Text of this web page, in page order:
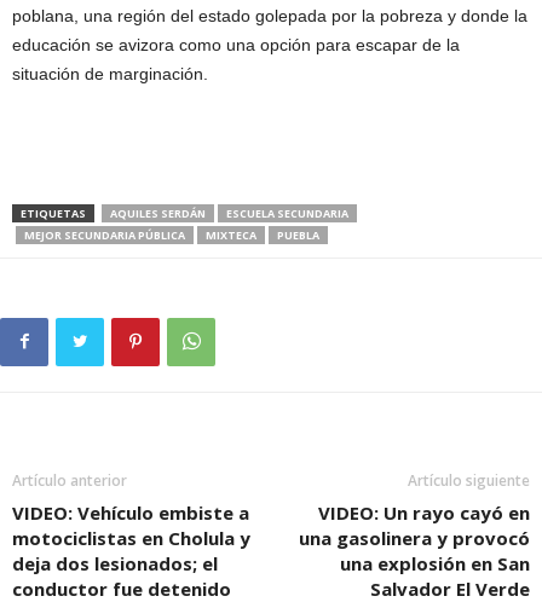
poblana, una región del estado golepada por la pobreza y donde la
educación se avizora como una opción para escapar de la
situación de marginación.
ETIQUETAS AQUILES SERDÁN
ESCUELA SECUNDARIA
MEJOR SECUNDARIA PÚBLICA
MIXTECA PUEBLA
Artículo anterior
VIDEO: Vehículo embiste a
motociclistas en Cholula y
deja dos lesionados; el
conductor fue detenido
Artículo siguiente
VIDEO: Un rayo cayó en
una gasolinera y provocó
una explosión en San
Salvador El Verde